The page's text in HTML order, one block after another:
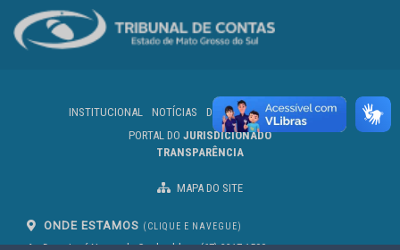
INSTITUCIONAL NOTÍCIAS DIÁRIO OFICIAL
SERVIDOR
PORTAL DO JURISDICIONADO
TRANSPARÊNCIA
MAPA DO SITE
ONDE ESTAMOS (CLIQUE E NAVEGUE)
Av. Des. José Nunes da Cunha, bloco(67) 3317-1500